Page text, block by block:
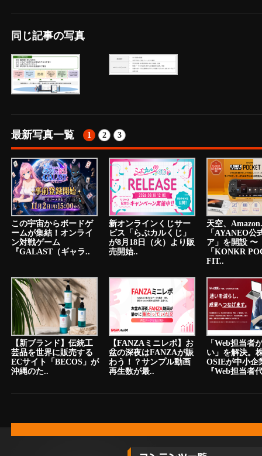
同じ記事の写真
最新写真一覧 1 2 3
この宇宙からボードゲ
ームが集結！オンライ
ン対戦ゲーム
『GALAST（ギャラ..
新オンラインくじサー
ビス「らぶカルくじ」
が8月18日（火）より販
売開始..
天空、
「AYANEO公
ア」を開設 〜
「KONKR
FIT..
【新ブランド】伝統工
芸品を世界に販売する
ECサイト「BECOS」が
沖縄のた..
【FANZAミニレポ】お
盆の深夜はFANZAが賑
わう！？サンプル動画
再生数が最..
「Web担当者
い」を解決。
OSIEが中小企
『Web担当者